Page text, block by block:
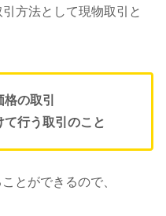
方法として現物取引と
の取引
行う取引のこと
とができるので、